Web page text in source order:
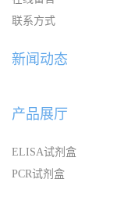
联系方式
新闻动态
产品展厅
ELISA试剂盒
PCR试剂盒